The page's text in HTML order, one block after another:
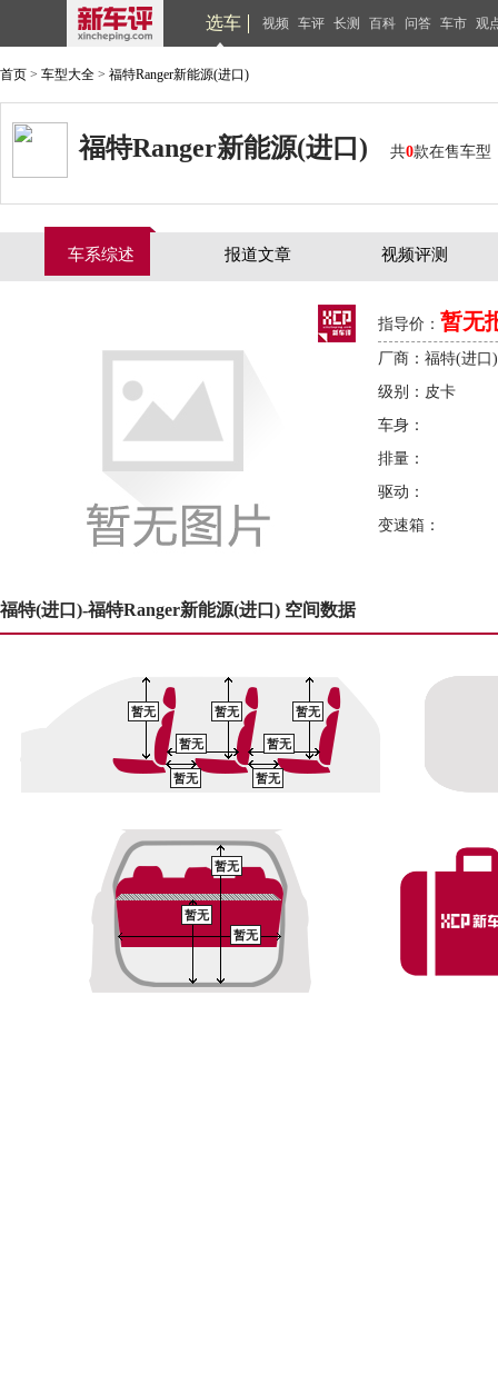
选车 视频 车评 长测 百科 问答 车市 观
首页 > 车型大全 > 福特Ranger新能源(进口)
福特Ranger新能源(进口) 共0款在售车型
车系综述 报道文章 视频评测
指导价： 暂无
厂商：福特(进口)
级别：皮卡
车身：
排量：
驱动：
变速箱：
福特(进口)-福特Ranger新能源(进口) 空间数据
暂无 暂无 暂无
暂无
暂无 暂无
暂无
暂无
暂无
暂无